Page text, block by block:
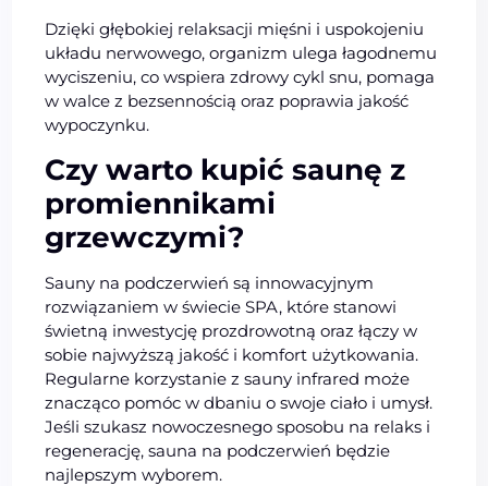
Dzięki głębokiej relaksacji mięśni i uspokojeniu
układu nerwowego, organizm ulega łagodnemu
wyciszeniu, co wspiera zdrowy cykl snu, pomaga
w walce z bezsennością oraz poprawia jakość
wypoczynku.
Czy warto kupić saunę z
promiennikami
grzewczymi?
Sauny na podczerwień są innowacyjnym
rozwiązaniem w świecie SPA, które stanowi
świetną inwestycję prozdrowotną oraz łączy w
sobie najwyższą jakość i komfort użytkowania.
Regularne korzystanie z sauny infrared może
znacząco pomóc w dbaniu o swoje ciało i umysł.
Jeśli szukasz nowoczesnego sposobu na relaks i
regenerację, sauna na podczerwień będzie
najlepszym wyborem.